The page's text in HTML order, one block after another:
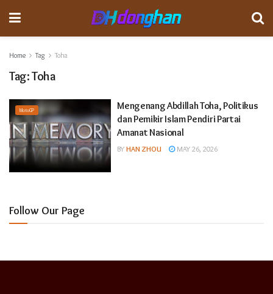
Home Tag Toha
Tag:Toha
MotoGP
Mengenang Abdillah Toha, Politikus
dan Pemikir Islam Pendiri Partai
Amanat Nasional
BY HAN ZHOU MAY 26, 2026
Follow Our Page